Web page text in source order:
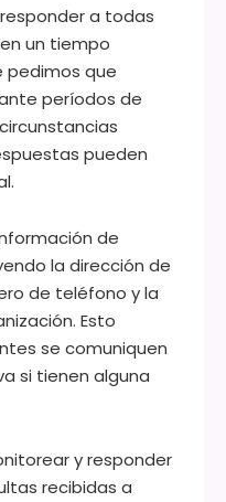
a todas
un tiempo
pedimos que
períodos de
pueden
de
la dirección de
de teléfono y la
Esto
se comuniquen
si tienen alguna
y responder
recibidas a